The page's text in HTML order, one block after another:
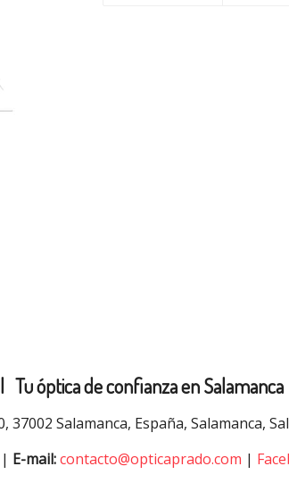
Tu óptica de confianza en Salamanca
37002 Salamanca, España, Salamanca,
| E-mail:contacto@opticaprado.com |